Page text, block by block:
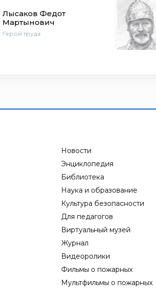
Лысаков Федот
Мартынович
Герой труда
Новости
Энциклопедия
Библиотека
Наука и образование
Культура безопасности
Для педагогов
Виртуальный музей
Журнал
Видеоролики
Фильмы о пожарных
Мультфильмы о пожарных